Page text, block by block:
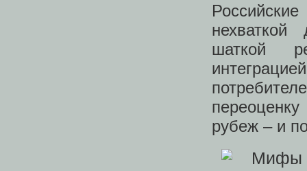
шаткой
рубеж – и